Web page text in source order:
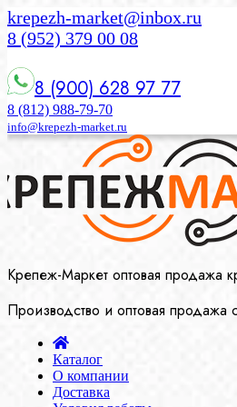
krepezh-market@inbox.ru
8 (952) 379 00 08
8 (900) 628 97 77
8 (812) 988-79-70
info@krepezh-market.ru
Крепеж-Маркет оптовая продажа
Производство и оптовая продажа
Каталог
О компании
Доставка